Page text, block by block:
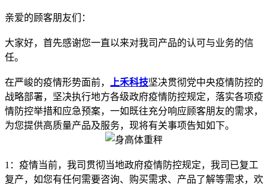
亲爱的顾客朋友们：
大家好，首先感谢您一直以来对我司产品的认可与业务的信
任。
在严峻的疫情形势面前， 上禾科技坚决贯彻党中央疫情防控的
战略部署，坚决执行地方各级政府疫情防控规定，落实各项疫
情防控举措和应急预案，一如既往充分响应顾客朋友的需求，
为您提供高质量产品及服务，现将有关事项告知如下。
1：疫情当前，我司贯彻当地政府疫情防控规定，我司已复工
复产，如您有任何需要咨询、购买需求、产品了解等需求，欢